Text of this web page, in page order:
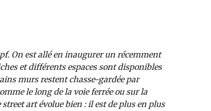
On est allé en inaugurer un récemment
et différents espaces sont disponibles
murs restent chasse-gardée par
le long de la voie ferrée ou sur la
art évolue bien : il est de plus en plus